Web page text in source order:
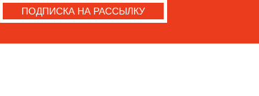
ПОДПИСКА НА РАССЫЛКУ